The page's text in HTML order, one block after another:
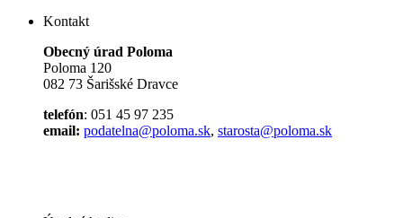
Kontakt
Obecný úrad Poloma
Poloma 120
082 73 Šarišské Dravce
telefón: 051 45 97 235
email: podatelna@poloma.sk, starosta@poloma.sk